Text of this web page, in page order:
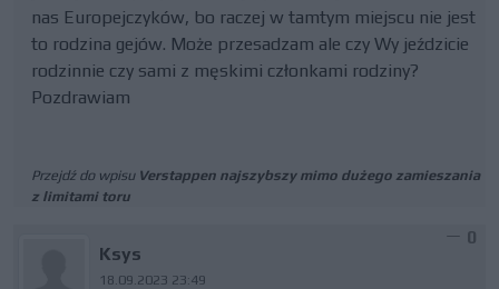
nas Europejczyków, bo raczej w tamtym miejscu nie jest
to rodzina gejów. Może przesadzam ale czy Wy jeździcie
rodzinnie czy sami z męskimi członkami rodziny?
Pozdrawiam
Przejdź do wpisu Verstappen najszybszy mimo dużego zamieszania
z limitami toru
Ksys
18.09.2023 23:49
0